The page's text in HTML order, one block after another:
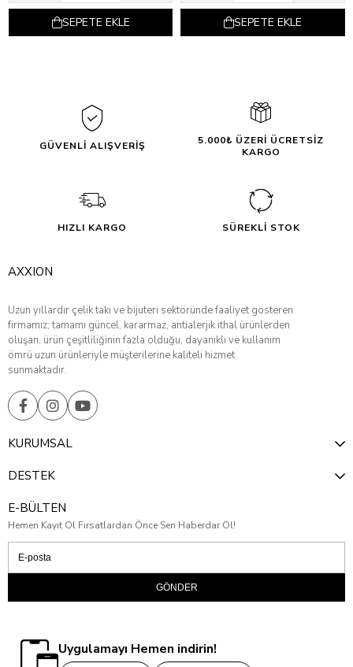
SEPETE EKLE SEPETE EKLE
GÜVENLİ ALIŞVERİŞ
5.000₺ ÜZERİ ÜCRETSİZ
KARGO
HIZLI KARGO SÜREKLİ STOK
AXXION
Uzun yıllardır çelik takı ve bijuteri sektöründe faaliyet gösteren
firmamız; tamamı güncel, kararmaz, antialerjik ithal ürünlerden
oluşan, ürün çeşitliliğinin fazla olduğu, dayanıklı ve kullanım
ömrü uzun ürünleriyle müşterilerine kaliteli hizmet
sunmaktadır.
KURUMSAL
DESTEK
E-BÜLTEN
Hemen Kayıt Ol Fırsatlardan Önce Sen Haberdar Ol!
GÖNDER
Uygulamayı Hemen indirin!